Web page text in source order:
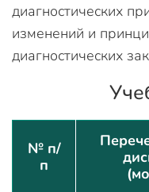
диагностических
изменений и
диагностических
№ п/
п